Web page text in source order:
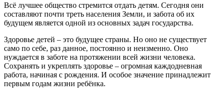
Всё лучшее общество стремится отдать детям. Сегодня они
составляют почти треть населения Земли, и забота об их
будущем является одной из основных задач государства.
Здоровье детей – это будущее страны. Но оно не существует
само по себе, раз данное, постоянно и неизменно. Оно
нуждается в заботе на протяжении всей жизни человека.
Сохранять и укреплять здоровье – огромная каждодневная
работа, начиная с рождения. И особое значение принадлежит
первым годам жизни ребёнка.